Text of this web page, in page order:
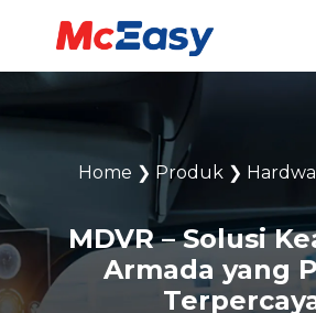
Home ❯ Produk ❯
MDVR – Solusi
Armada yang